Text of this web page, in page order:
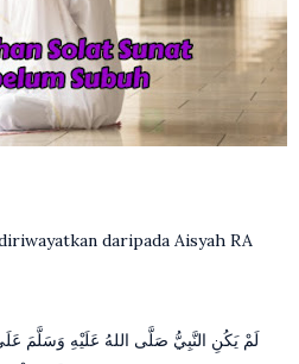
daripada Aisyah RA
لَمْ يَكُنِ النَّبِيُّ صَلَّى اللهُ عَلَيْهِ وَسَلَّمَ عَلَى شَيْءٍ مِنَ النَّوَافِلِ أَشَدَّ مِنْهُ